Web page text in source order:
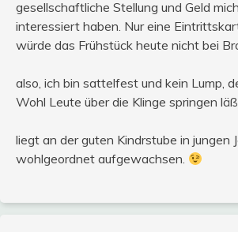
gesellschaftliche Stellung und Geld
interessiert haben. Nur eine
würde das Frühstück heute nicht bei
also, ich bin sattelfest und kein Lump,
Wohl Leute über die Klinge springen
liegt an der guten Kindrstube in jungen
wohlgeordnet aufgewachsen.